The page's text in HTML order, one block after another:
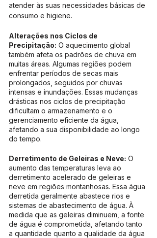
atender às suas necessidades básicas de
consumo e higiene.
Alterações nos Ciclos de
Precipitação: O aquecimento global
também afeta os padrões de chuva em
muitas áreas. Algumas regiões podem
enfrentar períodos de secas mais
prolongados, seguidos por chuvas
intensas e inundações. Essas mudanças
drásticas nos ciclos de precipitação
dificultam o armazenamento e o
gerenciamento eficiente da água,
afetando a sua disponibilidade ao longo
do tempo.
Derretimento de Geleiras e Neve: O
aumento das temperaturas leva ao
derretimento acelerado de geleiras e
neve em regiões montanhosas. Essa água
derretida geralmente abastece rios e
sistemas de abastecimento de água. À
medida que as geleiras diminuem, a fonte
de água é comprometida, afetando tanto
a quantidade quanto a qualidade da água